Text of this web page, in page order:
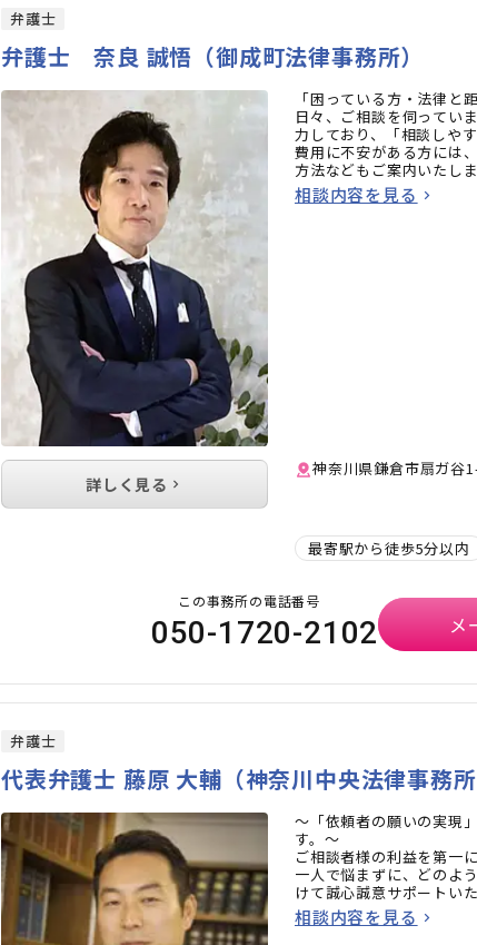
弁護士
弁護士 奈良 誠悟（御成町法律事務所）
「困っている方・法律と
日々、ご相談を伺ってい
力しており、「相談しや
費用に不安がある方には
方法などもご案内いたし
相談内容を見る
神奈川県鎌倉市扇ガ谷
最寄駅から徒歩5分以内
詳しく見る
この事務所の電話番号
050-1720-2102 メ
弁護士
代表弁護士 藤原 大輔（神奈川中央法律事務所
～「依頼者の願いの実現
す。～
ご相談者様の利益を第一
一人で悩まずに、どのよ
けて誠心誠意サポートいた
相談内容を見る